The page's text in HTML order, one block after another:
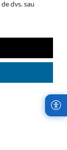
dvs. sau
Troller H Spin 55